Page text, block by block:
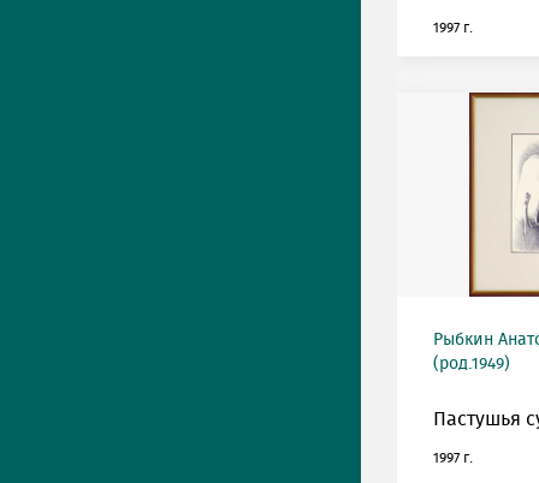
1997 г.
Рыбкин
(род.1949)
Пастушья
1997 г.